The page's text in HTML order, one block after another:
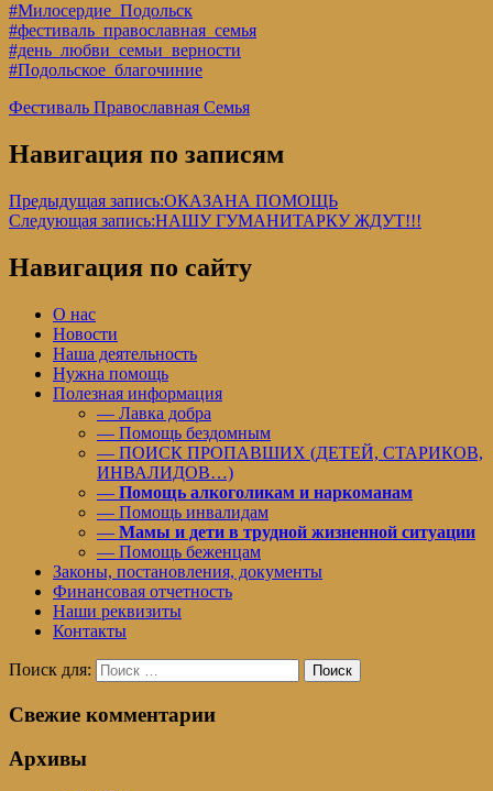
#Милосердие_Подольск
#фестиваль_православная_семья
#день_любви_семьи_верности
#Подольское_благочиние
Фестиваль Православная Семья
Навигация по записям
Предыдущая запись:ОКАЗАНА ПОМОЩЬ
Следующая запись:НАШУ ГУМАНИТАРКУ ЖДУТ!!!
Навигация по сайту
О нас
Новости
Наша деятельность
Нужна помощь
Полезная информация
— Лавка добра
— Помощь бездомным
— ПОИСК ПРОПАВШИХ (ДЕТЕЙ, СТАРИКОВ,
ИНВАЛИДОВ…)
— Помощь алкоголикам и наркоманам
— Помощь инвалидам
— Мамы и дети в трудной жизненной ситуации
— Помощь беженцам
Законы, постановления, документы
Финансовая отчетность
Наши реквизиты
Контакты
Поиск для: Поиск
Свежие комментарии
Архивы